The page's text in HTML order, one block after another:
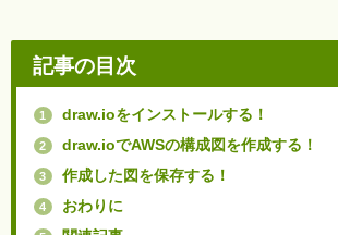
記事の目次
1 draw.ioをインストールする！
2 draw.ioでAWSの構成図を作成する！
3 作成した図を保存する！
4 おわりに